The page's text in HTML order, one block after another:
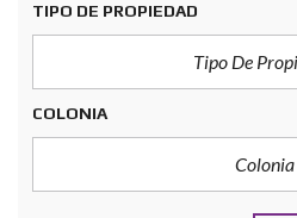
TIPO DE PROPIEDAD
Tipo De
COLONIA
Colonia